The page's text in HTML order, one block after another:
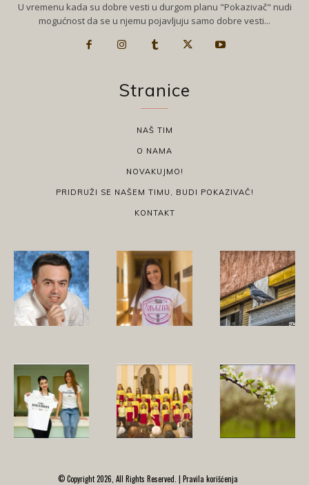
U vremenu kada su dobre vesti u durgom planu "Pokazivač" nudi
mogućnost da se u njemu pojavljuju samo dobre vesti...
Stranice
NAŠ TIM
O NAMA
NOVAKUJMO!
PRIDRUŽI SE NAŠEM TIMU, BUDI POKAZIVAČ!
KONTAKT
© Copyright 2026, All Rights Reserved. | Pravila korišćenja